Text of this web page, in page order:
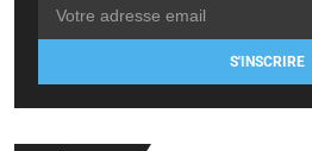
S'INSCRIRE